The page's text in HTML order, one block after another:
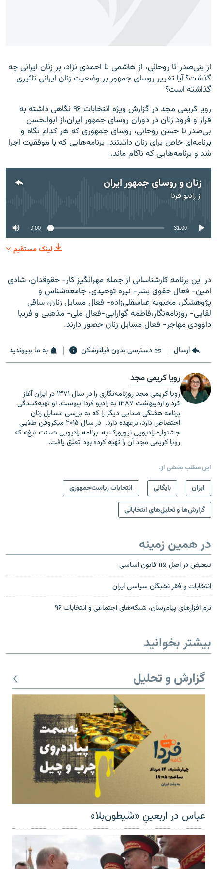
از بنی‌صدر تا روحانی،‌ از هاشمی تا احمدی نژاد، بر زنان ایرانی چه
گذشت؟ آیا تغییر روسای جمهور بر وضعیت زنان ایرانی تاثیری
گذاشته است؟
رویا کریمی مجد در گزارش ویژه انتخابات ۹۶ نگاهی داشته به
فراز و فرود زنان در دوران روسای جمهور ایران،‌از ابوالحسن
بی‌صدر تا حسن روحانی، روسای جمهوری که هر کدام نگاه و
برنامه‌ای خاص برای زنان داشتند. برنامه‌هایی که با موفقیت اجرا
شد و برنامه‌هایی که ناکام ماند.
زنان و روسای جمهور ایران
ازرادیو فردا
0:00 31:00
لینک مستقیم
در این برنامه کارشناسانی از جمله مهرانگیز کار- حقوقدان، شادی
امین- فعال حقوق بشر- نیره توحیدی، جامعه‌شناس و
پژوهشگر، محبوبه عباسقلی‌زاده- فعال مسایل زنان، ساقی
لقایی- روزنامه‌نگار،فاطمه گوارایی-فعال ملی- مذهبی و فریبا
داوودی مهاجر- فعال مسایل زنان حضور دارند.
ارسال دسترسی بدون فیلترشکن به ما بپیوندید
رویا کریمی مجد
رویا کریمی مجد روزنامه‌نگاری را در سال ۱۳۷۱ در ایران آغاز
کرد و اردیبهشت ۱۳۸۷ به رادیو فردا پبوست. او تهیه‌کنندگی
برنامه هفتگی صدایی دیگر را که به بررسی مسایل زنان
اختصاص دارد، برعهده دارد. در سال ۲۰۱۵ میکروفن طلایی
جشنواره رادیویی نیویورک به برنامه رادیویی «سنت تیغ» که
رویا کریمی مجد آن را تهیه کرده بود تعلق یافت.
این مطلب بخشی از:
ايران
بایگانی انتخابات ریاست‌جمهوری
گزارش‌ها و تحلیل‌های انتخاباتی
در همین زمینه
تبعیض در اصل ۱۱۵ قانون اساسی
انتخابات و فقر نخبگان سیاسی ایران
نرم افزارهای پیام‌رسان، شبکه‌های اجتماعی و انتخابات ۹۶
بیشتر بخوانید
گزارش و تحلیل
عباس در اربعینِ «شیطون‌بلا»